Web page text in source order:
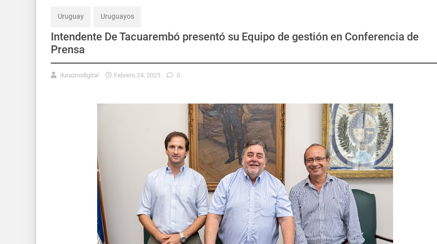
Uruguay Uruguayos
Intendente De Tacuarembó presentó su Equipo de gestión en Conferencia de
Prensa
duraznodigital Febrero 24, 2025 0